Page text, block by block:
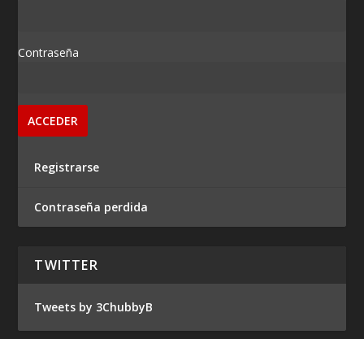
Contraseña
Registrarse
Contraseña perdida
TWITTER
Tweets by 3ChubbyB